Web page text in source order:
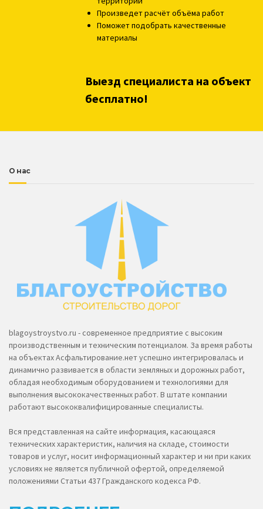
Произведет расчёт объёма работ
Поможет подобрать качественные
материалы
Выезд специалиста на объект
бесплатно!
О нас
blagoystroystvo.ru - современное предприятие с высоким
производственным и техническим потенциалом. За время работы
на объектах Асфальтирование.нет успешно интегрировалась и
динамично развивается в области земляных и дорожных работ,
обладая необходимым оборудованием и технологиями для
выполнения высококачественных работ. В штате компании
работают высококвалифицированные специалисты.
Вся представленная на сайте информация, касающаяся
технических характеристик, наличия на складе, стоимости
товаров и услуг, носит информационный характер и ни при каких
условиях не является публичной офертой, определяемой
положениями Статьи 437 Гражданского кодекса РФ.